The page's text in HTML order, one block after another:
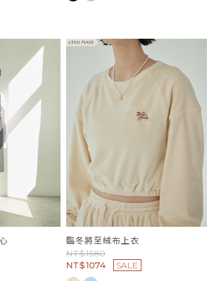
臨冬將至絨布上衣
NT$1580
NT$1074
SALE